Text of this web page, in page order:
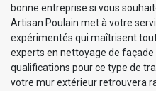
bonne entreprise si vous
Artisan Poulain met à votre
expérimentés qui maîtrisent
experts en nettoyage de
qualifications pour ce type de
votre mur extérieur retrouvera